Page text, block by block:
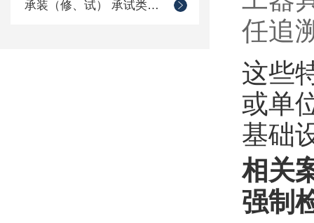
承装（修、试） 承试类仪器
任追
这些
或单
基础
相关
强制